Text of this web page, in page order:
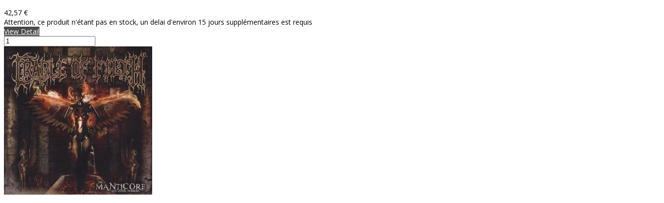
42,57 €
Attention, ce produit n'étant pas en stock, un delai d'environ 15 jours supplémentaires est requis
View Detail